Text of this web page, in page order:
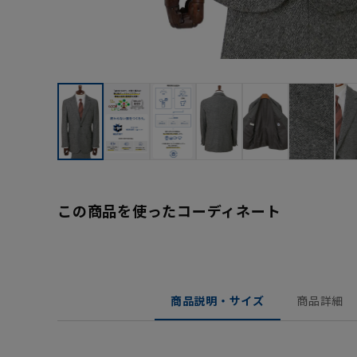
この商品を使ったコーディネート
商品説明・サイズ 商品詳細